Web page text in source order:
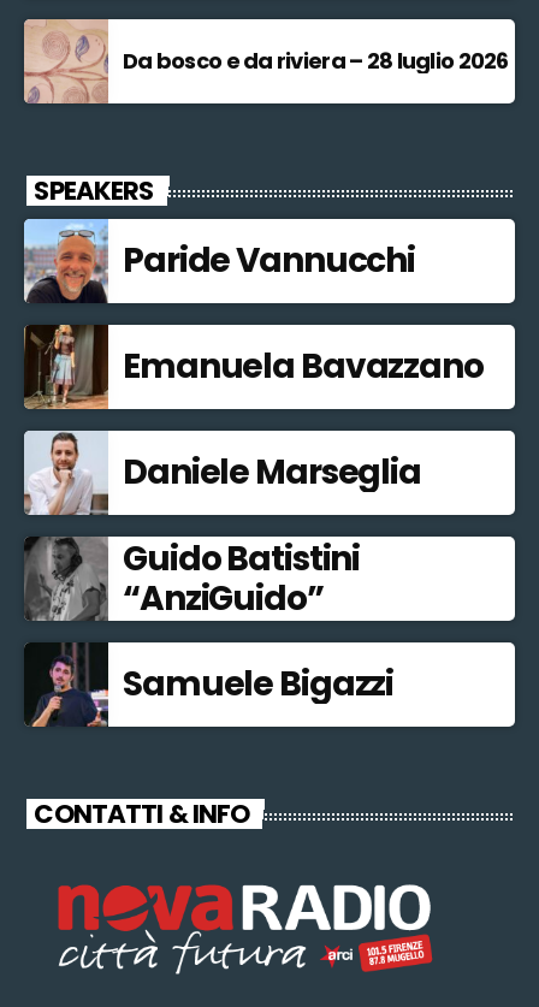
Da bosco e da riviera – 28 luglio 2026
SPEAKERS
Paride Vannucchi
Emanuela Bavazzano
Daniele Marseglia
Guido Batistini
“AnziGuido”
Samuele Bigazzi
CONTATTI & INFO